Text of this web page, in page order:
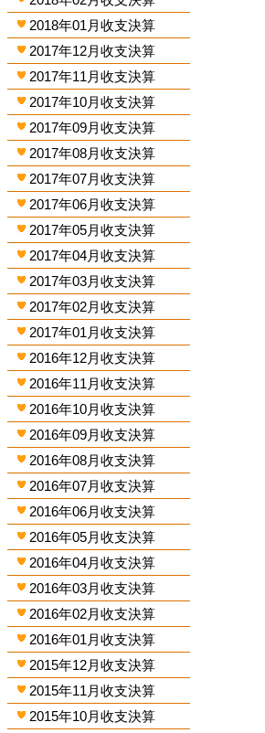
2018年01月收支決算
2017年12月收支決算
2017年11月收支決算
2017年10月收支決算
2017年09月收支決算
2017年08月收支決算
2017年07月收支決算
2017年06月收支決算
2017年05月收支決算
2017年04月收支決算
2017年03月收支決算
2017年02月收支決算
2017年01月收支決算
2016年12月收支決算
2016年11月收支決算
2016年10月收支決算
2016年09月收支決算
2016年08月收支決算
2016年07月收支決算
2016年06月收支決算
2016年05月收支決算
2016年04月收支決算
2016年03月收支決算
2016年02月收支決算
2016年01月收支決算
2015年12月收支決算
2015年11月收支決算
2015年10月收支決算